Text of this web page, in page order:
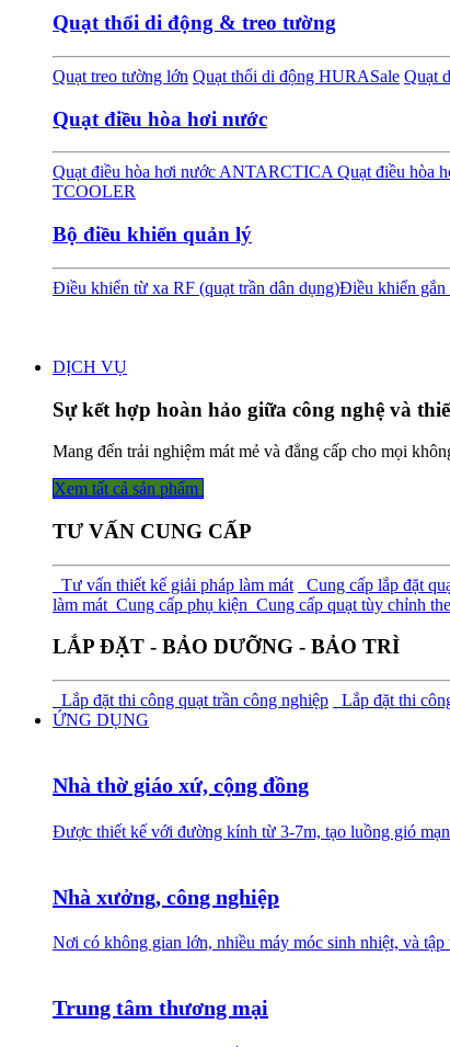
Quạt thổi di động & treo tường
Quạt treo tường lớn Quạt thổi di động HURASale Quạt
Quạt điều hòa hơi nước
Quạt điều hòa hơi nước ANTARCTICA Quạt điều hòa
TCOOLER
Bộ điều khiển quản lý
Điều khiển từ xa RF (quạt trần dân dụng)Điều khiển gắn
DỊCH VỤ
Sự kết hợp hoàn hảo giữa công nghệ và
Mang đến trải nghiệm mát mẻ và đẳng cấp cho mọi
Xem tất cả sả​​​​n phẩm
TƯ VẤN CUNG CẤP
Tư vấn thiết kế giải pháp làm mát Cung cấp lắp đặt
làm mát Cung cấp phụ kiện Cung cấp quạt tùy chỉnh
LẮP ĐẶT - BẢO DƯỠNG - BẢO TRÌ
Lắp đặt thi công quạt trần công nghiệp Lắp đặt thi
ỨNG DỤNG
Nhà thờ giáo xứ, cộng đồng
Được thiết kế với đường kính từ 3-7m, tạo luồng gió
Nhà xưởng, công nghiệp
Nơi có không gian lớn, nhiều máy móc sinh nhiệt, và
Trung tâm thương mại